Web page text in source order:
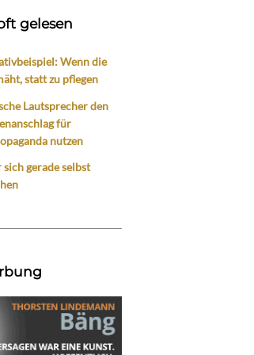
gelesen
Wenn die
statt zu pflegen
Lautsprecher den
für
nutzen
gerade selbst